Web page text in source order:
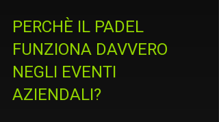
PERCHÈ IL PADEL
FUNZIONA DAVVERO
NEGLI EVENTI
AZIENDALI?